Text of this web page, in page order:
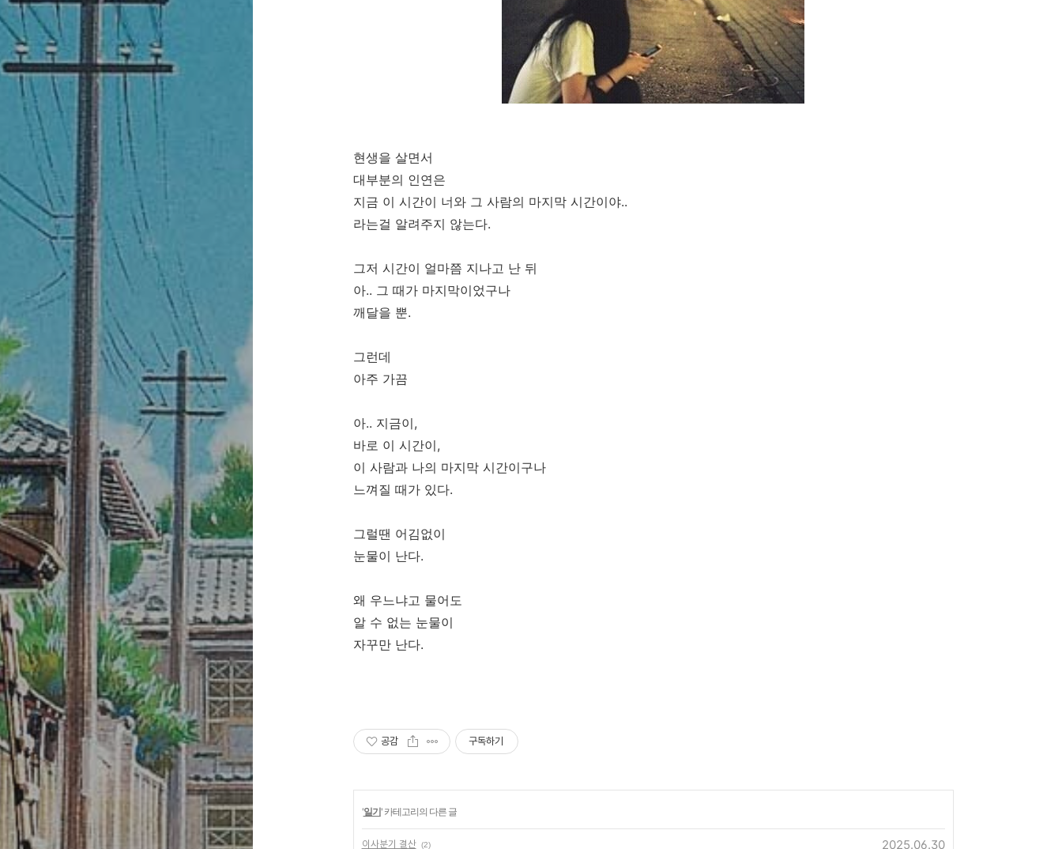
현생을 살면서
대부분의 인연은
지금 이 시간이 너와 그 사람의 마지막 시간이야..
라는걸 알려주지 않는다.
그저 시간이 얼마쯤 지나고 난 뒤
아.. 그 때가 마지막이었구나
깨달을 뿐.
그런데
아주 가끔
아.. 지금이,
바로 이 시간이,
이 사람과 나의 마지막 시간이구나
느껴질 때가 있다.
그럴땐 어김없이
눈물이 난다.
왜 우느냐고 물어도
알 수 없는 눈물이
자꾸만 난다.
공감 구독하기
'일기' 카테고리의 다른 글
이사분기 결산 (2) 2025.06.30